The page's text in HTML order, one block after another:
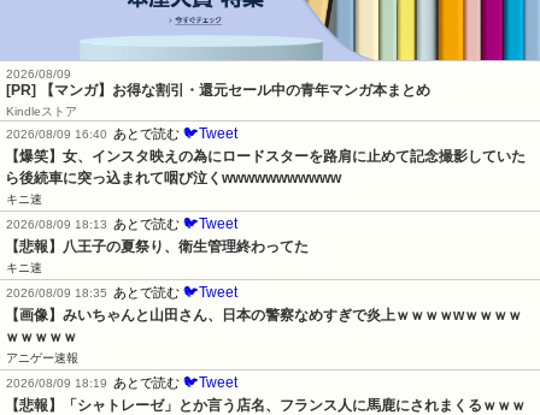
2026/08/09
[PR] 【マンガ】お得な割引・還元セール中の青年マンガ本まとめ
Kindleストア
2026/08/09 16:40
あとで読む 🐦Tweet
【爆笑】女、インスタ映えの為にロードスターを路肩に止めて記念撮影していた
ら後続車に突っ込まれて咽び泣くwwwwwwwwwww
キニ速
2026/08/09 18:13
あとで読む 🐦Tweet
【悲報】八王子の夏祭り、衛生管理終わってた
キニ速
2026/08/09 18:35
あとで読む 🐦Tweet
【画像】みいちゃんと山田さん、日本の警察なめすぎで炎上ｗｗｗｗwｗｗｗｗ
ｗｗｗｗｗ
アニゲー速報
2026/08/09 18:19
あとで読む 🐦Tweet
【悲報】「シャトレーゼ」とか言う店名、フランス人に馬鹿にされまくるｗｗｗ